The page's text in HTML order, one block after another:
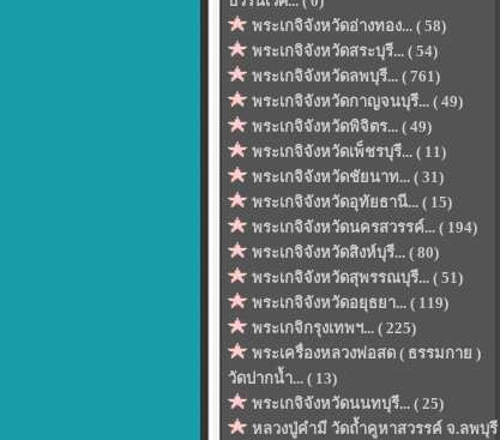
พระเกจิจังหวัดอ่างทอง... ( 58)
พระเกจิจังหวัดสระบุรี... ( 54)
พระเกจิจังหวัดลพบุรี... ( 761)
พระเกจิจังหวัดกาญจนบุรี... ( 49)
พระเกจิจังหวัดพิจิตร... ( 49)
พระเกจิจังหวัดเพ็ชรบุรี... ( 11)
พระเกจิจังหวัดชัยนาท... ( 31)
พระเกจิจังหวัดอุทัยธานี... ( 15)
พระเกจิจังหวัดนครสวรรค์... ( 194)
พระเกจิจังหวัดสิงห์บุรี... ( 80)
พระเกจิจังหวัดสุพรรณบุรี... ( 51)
พระเกจิจังหวัดอยุธยา... ( 119)
พระเกจิกรุงเทพฯ... ( 225)
พระเครื่องหลวงพ่อสด ( ธรรมกาย )
วัดปากน้ำ... ( 13)
พระเกจิจังหวัดนนทบุรี... ( 25)
หลวงปู่คำมี วัดถ้ำคูหาสวรรค์ จ.ลพบุรี